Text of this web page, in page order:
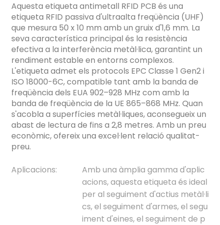
Aquesta etiqueta antimetall RFID PCB és una
etiqueta RFID passiva d'ultraalta freqüència (UHF)
que mesura 50 x 10 mm amb un gruix d'1,6 mm. La
seva característica principal és la resistència
efectiva a la interferència metàl·lica, garantint un
rendiment estable en entorns complexos.
L'etiqueta admet els protocols EPC Classe 1 Gen2 i
ISO 18000-6C, compatible tant amb la banda de
freqüència dels EUA 902–928 MHz com amb la
banda de freqüència de la UE 865–868 MHz. Quan
s'acobla a superfícies metàl·liques, aconsegueix un
abast de lectura de fins a 2,8 metres. Amb un preu
econòmic, ofereix una excel·lent relació qualitat-
preu.
Aplicacions:
Amb una àmplia gamma d'aplic
acions, aquesta etiqueta és ideal
per al seguiment d'actius metàl·li
cs, el seguiment d'armes, el segu
iment d'eines, el seguiment de p